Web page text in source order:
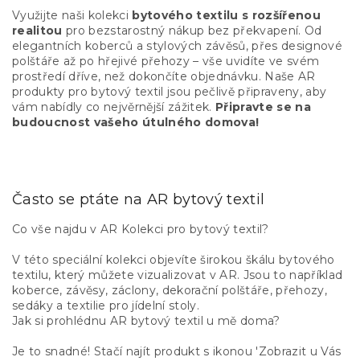
Využijte naši kolekci bytového textilu s rozšířenou
realitou pro bezstarostný nákup bez překvapení. Od
elegantních koberců a stylových závěsů, přes designové
polštáře až po hřejivé přehozy – vše uvidíte ve svém
prostředí dříve, než dokončíte objednávku. Naše AR
produkty pro bytový textil jsou pečlivě připraveny, aby
vám nabídly co nejvěrnější zážitek. Připravte se na
budoucnost vašeho útulného domova!
Často se ptáte na AR bytový textil
Co vše najdu v AR Kolekci pro bytový textil?
V této speciální kolekci objevíte širokou škálu bytového
textilu, který můžete vizualizovat v AR. Jsou to například
koberce, závěsy, záclony, dekorační polštáře, přehozy,
sedáky a textilie pro jídelní stoly.
Jak si prohlédnu AR bytový textil u mě doma?
Je to snadné! Stačí najít produkt s ikonou 'Zobrazit u Vás